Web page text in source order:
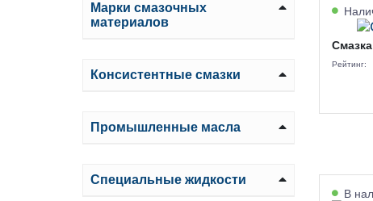
Марки смазочных
материалов
Консистентные смазки
Промышленные масла
Специальные жидкости
Рейтинг:
В